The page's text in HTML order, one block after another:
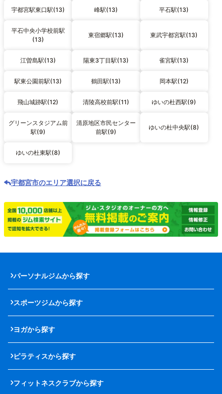
宇都宮駅東口駅(13) 峰駅(13) 平石駅(13)
平石中央小学校前駅
(13)
東宿郷駅(13) 東武宇都宮駅(13)
江曽島駅(13) 陽東3丁目駅(13) 雀宮駅(13)
駅東公園前駅(13) 鶴田駅(13) 岡本駅(12)
飛山城跡駅(12) 清陵高校前駅(11) ゆいの杜西駅(9)
グリーンスタジアム前
駅(9)
清原地区市民センター
前駅(9)
ゆいの杜中央駅(8)
ゆいの杜東駅(8)
宇都宮市のエリア選択に戻る
パーソナルジムから探す
スポーツジムから探す
ヨガから探す
ピラティスから探す
フィットネスクラブから探す